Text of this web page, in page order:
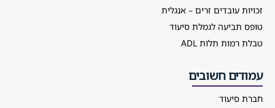
זכויות עובדים זרים – אנגלית
טופס תביעה לגמלת סיעוד
טבלת רמות תלות ADL
עמודים חשובים
חברת סיעוד